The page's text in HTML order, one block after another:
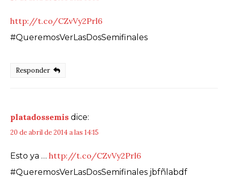
http://t.co/CZvVy2Prl6
#QueremosVerLasDosSemifinales
Responder
platadossemis dice:
20 de abril de 2014 a las 14:15
Esto ya … http://t.co/CZvVy2Prl6
#QueremosVerLasDosSemifinales jbfñlabdf